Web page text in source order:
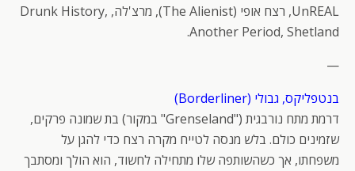
UnREAL, רצח אופי (The Alienist), מרצ'לה, Drunk History,
Another Period, Shetland.
—
בנטפליקס, גבולי (Borderliner)
דרמת מתח נורבגית ("Grenseland" במקור) בת שמונה פרקים,
שזמינים כולם. בלש מנסה לטייח מקרה רצח כדי להגן על
משפחתו, אך כשהשותפה שלו מתחילה לחשוד, הוא הולך ומסתבך